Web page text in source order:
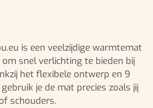
is een veelzijdige warmtemat
snel verlichting te bieden bij
het flexibele ontwerp en 9
je de mat precies zoals jij
schouders.